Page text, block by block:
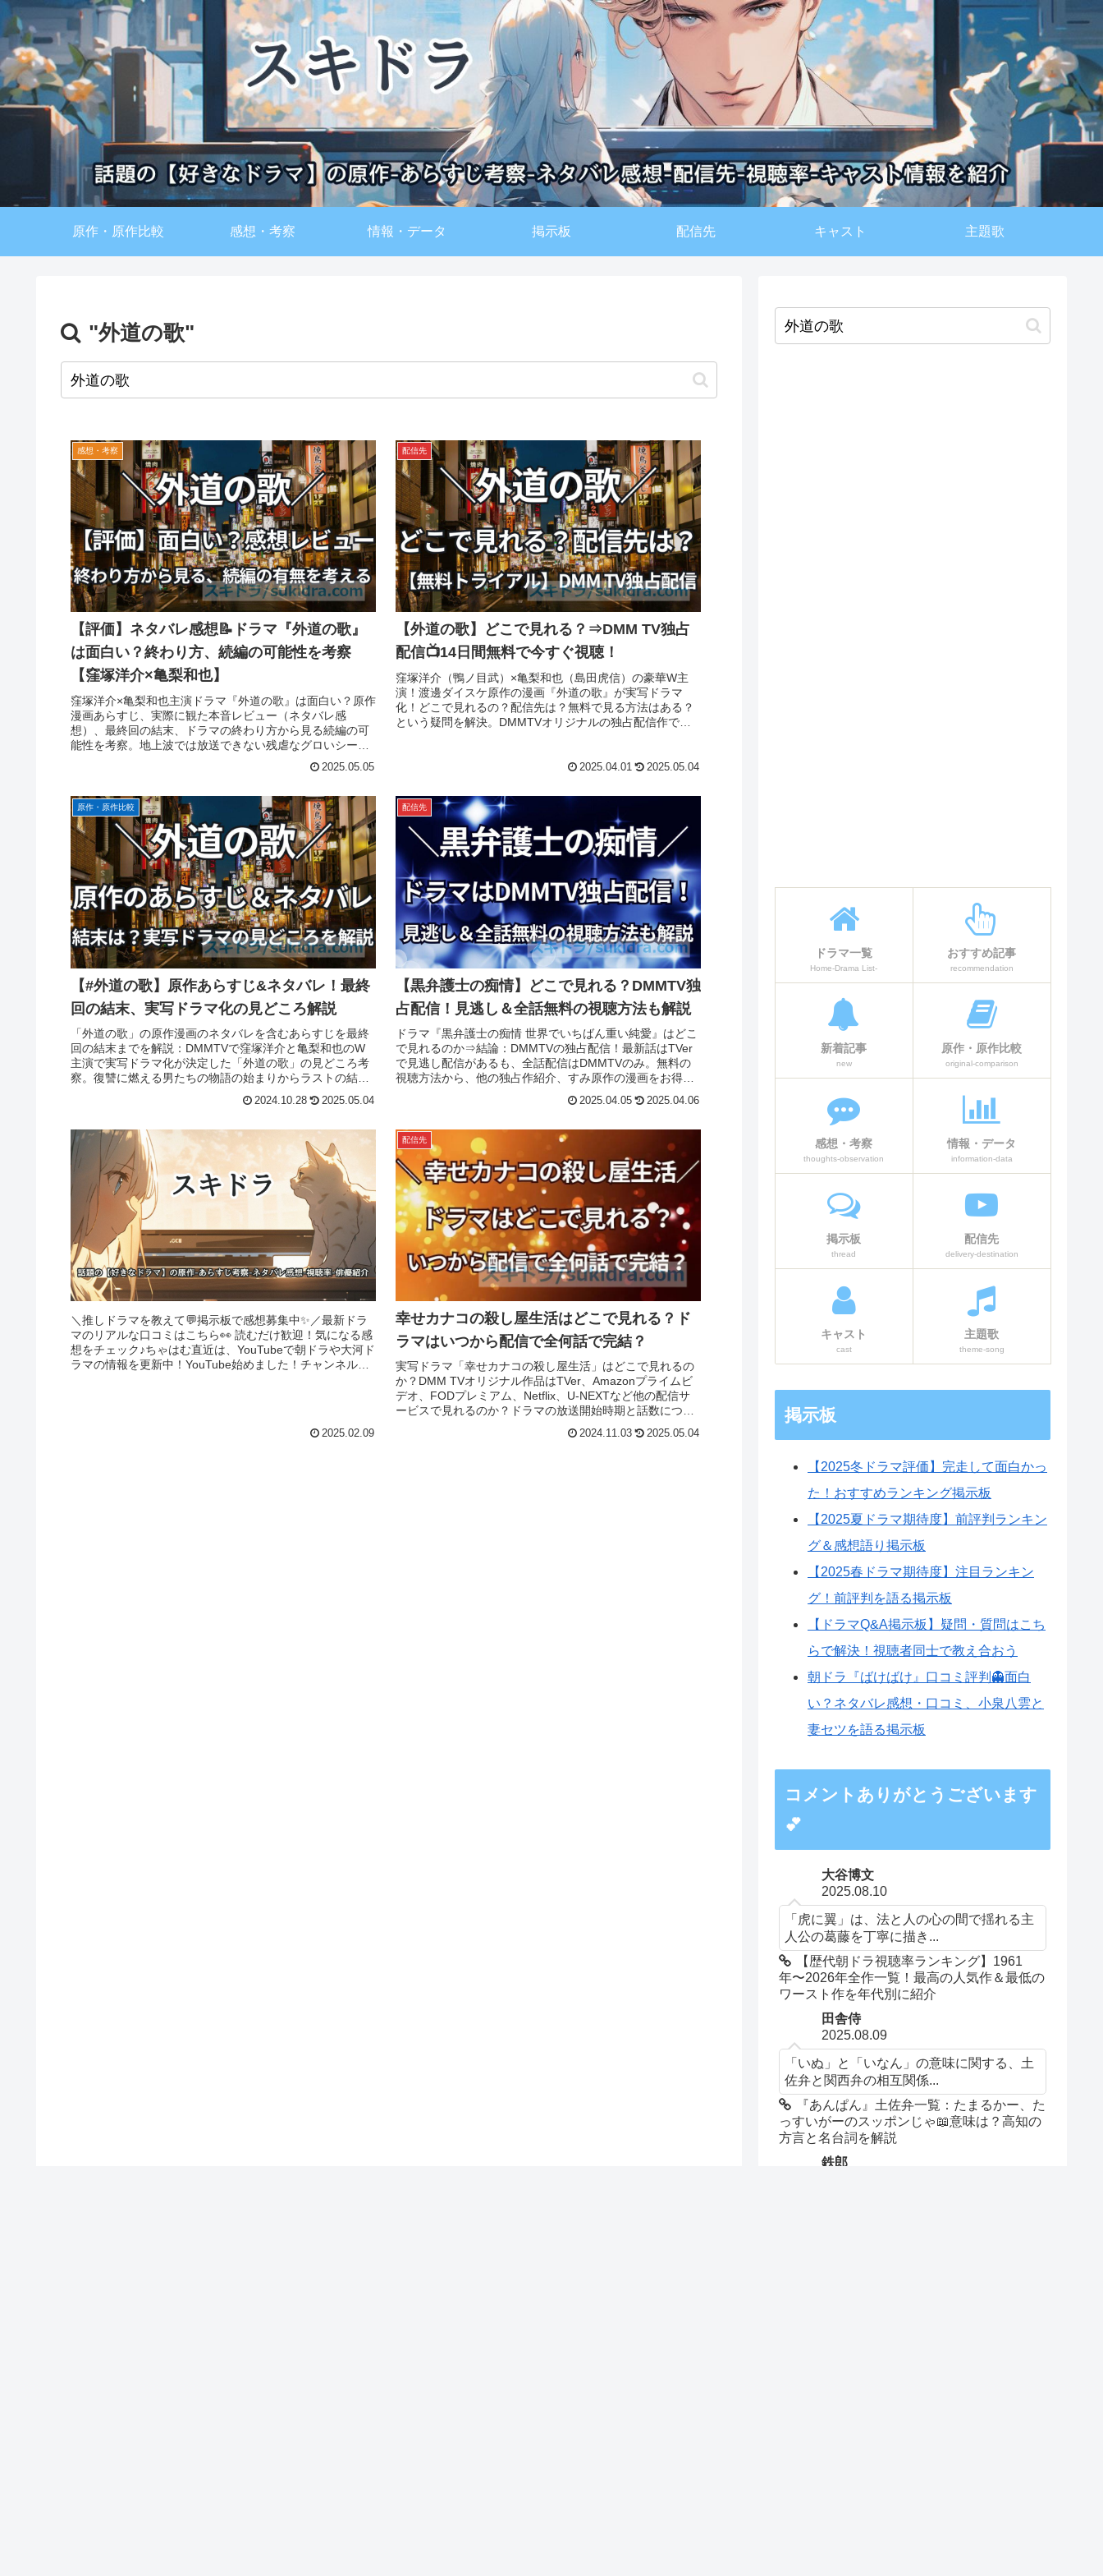
原作・原作比較 感想・考察 情報・データ 掲示板 配信先 キャスト 主題歌
"外道の歌"
感想・考察
【評価】ネタバレ感想📝ドラマ『外道の歌』
は面白い？終わり方、続編の可能性を考察
【窪塚洋介×亀梨和也】
窪塚洋介×亀梨和也主演ドラマ『外道の歌』は面白い？原作
漫画あらすじ、実際に観た本音レビュー（ネタバレ感
想）、最終回の結末、ドラマの終わり方から見る続編の可
能性を考察。地上波では放送できない残虐なグロいシーン
2025.05.05
配信先
【外道の歌】どこで見れる？⇒DMM TV独占
配信📺14日間無料で今すぐ視聴！
窪塚洋介（鴨ノ目武）×亀梨和也（島田虎信）の豪華W主
演！渡邊ダイスケ原作の漫画『外道の歌』が実写ドラマ
化！どこで見れるの？配信先は？無料で見る方法はある？
という疑問を解決。DMMTVオリジナルの独占配信作です
2025.04.01 2025.05.04
原作・原作比較
【#外道の歌】原作あらすじ&ネタバレ！最終
回の結末、実写ドラマ化の見どころ解説
「外道の歌」の原作漫画のネタバレを含むあらすじを最終
回の結末までを解説：DMMTVで窪塚洋介と亀梨和也のW
主演で実写ドラマ化が決定した「外道の歌」の見どころ考
察。復讐に燃える男たちの物語の始まりからラストの結
2024.10.28 2025.05.04
配信先
【黒弁護士の痴情】どこで見れる？DMMTV独
占配信！見逃し＆全話無料の視聴方法も解説
ドラマ『黒弁護士の痴情 世界でいちばん重い純愛』はどこ
で見れるのか⇒結論：DMMTVの独占配信！最新話はTVer
で見逃し配信があるも、全話配信はDMMTVのみ。無料の
視聴方法から、他の独占作紹介、すみ原作の漫画をお得に
2025.04.05 2025.04.06
＼推しドラマを教えて💬掲示板で感想募集中✨／最新ドラ
マのリアルな口コミはこちら👀 読むだけ歓迎！気になる感
想をチェック♪ちゃはむ直近は、YouTubeで朝ドラや大河ド
ラマの情報を更新中！YouTube始めました！チャンネル登
2025.02.09
配信先
幸せカナコの殺し屋生活はどこで見れる？ド
ラマはいつから配信で全何話で完結？
実写ドラマ「幸せカナコの殺し屋生活」はどこで見れるの
か？DMM TVオリジナル作品はTVer、Amazonプライムビ
デオ、FODプレミアム、Netflix、U-NEXTなど他の配信サ
ービスで見れるのか？ドラマの放送開始時期と話数につい
2024.11.03 2025.05.04
ドラマ一覧
Home-Drama List-
おすすめ記事
recommendation
新着記事
new
原作・原作比較
original-comparison
感想・考察
thoughts-observation
情報・データ
information-data
掲示板
thread
配信先
delivery-destination
キャスト
cast
主題歌
theme-song
掲示板
【2025冬ドラマ評価】完走して面白かっ
た！おすすめランキング掲示板
【2025夏ドラマ期待度】前評判ランキン
グ＆感想語り掲示板
【2025春ドラマ期待度】注目ランキン
グ！前評判を語る掲示板
【ドラマQ&A掲示板】疑問・質問はこち
らで解決！視聴者同士で教え合おう
朝ドラ『ばけばけ』口コミ評判👻面白
い？ネタバレ感想・口コミ、小泉八雲と
妻セツを語る掲示板
コメントありがとうございます
💕
大谷博文
2025.08.10
「虎に翼」は、法と人の心の間で揺れる主
人公の葛藤を丁寧に描き...
【歴代朝ドラ視聴率ランキング】1961
年〜2026年全作一覧！最高の人気作＆最低の
ワースト作を年代別に紹介
田舎侍
2025.08.09
「いぬ」と「いなん」の意味に関する、土
佐弁と関西弁の相互関係...
『あんぱん』土佐弁一覧：たまるかー、た
っすいがーのスッポンじゃ📖意味は？高知の
方言と名台詞を解説
鉄郎